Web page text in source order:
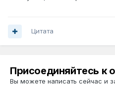
Цитата
Присоединяйтесь к
Вы можете написать сейчас и